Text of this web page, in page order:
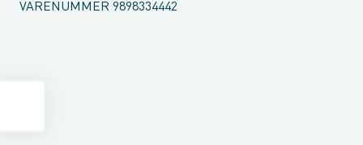
VARENUMMER 9898334442